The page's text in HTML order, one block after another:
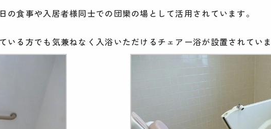
食事や入居者様同士での団欒の場として活用されています。
いる方でも気兼ねなく入浴いただけるチェアー浴が設置されてい